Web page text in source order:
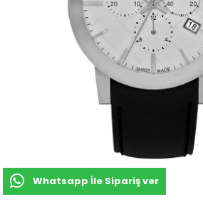
Whatsapp İle Sipariş ver